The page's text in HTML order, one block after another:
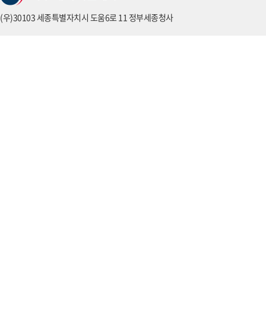
(우)30103 세종특별자치시 도움6로 11 정부세종청사